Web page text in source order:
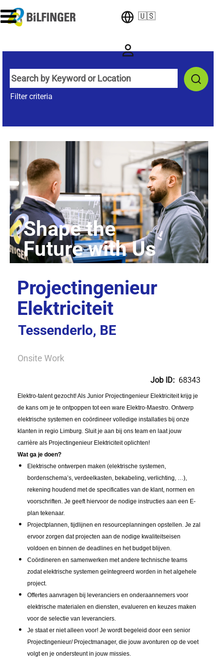
🇺🇸
Filter criteria
Projectingenieur
Elektriciteit
Tessenderlo, BE
Onsite Work
Job ID: 68343
Elektro-talent gezocht! Als Junior Projectingenieur Elektriciteit krijg je
de kans om je te ontpoppen tot een ware Elektro-Maestro. Ontwerp
elektrische systemen en coördineer volledige installaties bij onze
klanten in regio Limburg. Sluit je aan bij ons team en laat jouw
carrière als Projectingenieur Elektriciteit oplichten!
Wat ga je doen?
Elektrische ontwerpen maken (elektrische systemen,
bordenschema’s, verdeelkasten, bekabeling, verlichting, …),
rekening houdend met de specificaties van de klant, normen en
voorschriften. Je geeft hiervoor de nodige instructies aan een E-
plan tekenaar.
Projectplannen, tijdlijnen en resourceplanningen opstellen. Je zal
ervoor zorgen dat projecten aan de nodige kwaliteitseisen
voldoen en binnen de deadlines en het budget blijven.
Coördineren en samenwerken met andere technische teams
zodat elektrische systemen geïntegreerd worden in het algehele
project.
Offertes aanvragen bij leveranciers en onderaannemers voor
elektrische materialen en diensten, evalueren en keuzes maken
voor de selectie van leveranciers.
Je staat er niet alleen voor! Je wordt begeleid door een senior
Projectingenieur/ Projectmanager, die jouw avonturen op de voet
volgt en je ondersteunt in jouw missies.